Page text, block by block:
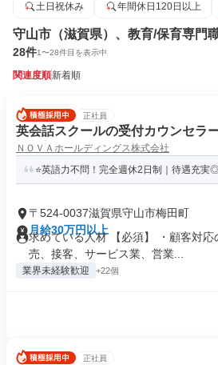
土日祝休み
年間休日120日以上
守山市（滋賀県）、教育/保育専門
28件1〜28件目を表示中
関連度順新着順
正社員
英会話スクールの受付カウンセラ
ＮＯＶＡホールディングス株式会社
⭐英語力不問！完全週休2日制｜待遇充実
〒524-0037滋賀県守山市梅田町
月給30万円以上
求めている人材 【必須】 ・顧客対
売、接客、サービス業、営業...
業界未経験歓迎 +22個
正社員